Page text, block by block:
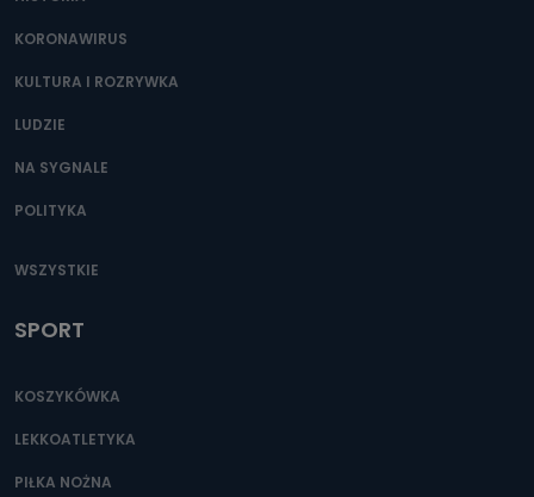
KORONAWIRUS
KULTURA I ROZRYWKA
LUDZIE
NA SYGNALE
POLITYKA
WSZYSTKIE
SPORT
KOSZYKÓWKA
LEKKOATLETYKA
PIŁKA NOŻNA